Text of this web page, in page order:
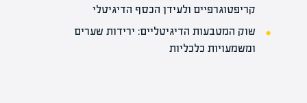
קריפטוגרפיים ולעידן הכסף הדיגיטלי
שוק המטבעות הדיגיטליים: ירידות שערים
ומשמעויות כלכליות